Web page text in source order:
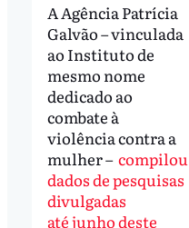
A Agência Patrícia
Galvão – vinculada
ao Instituto de
mesmo nome
dedicado ao
combate à
violência contra a
mulher – compilou
dados de pesquisas
divulgadas
até junho deste